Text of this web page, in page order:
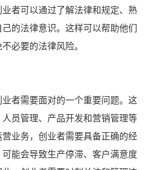
者可以通过了解法律和规定、熟
的法律意识。这样可以帮助他们
必要的法律风险。
者需要面对的一个重要问题。这
员管理、产品开发和营销管理等
业务，创业者需要具备正确的经
能会导致生产停滞、客户满意度